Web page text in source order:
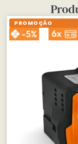
PROMOÇÃO